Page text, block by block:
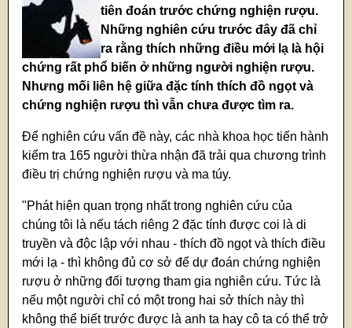
tiên đoán trước chứng nghiện rượu.
Những nghiên cứu trước đây đã chỉ
ra rằng thích những điều mới lạ là hội
chứng rất phổ biến ở những người nghiện rượu.
Nhưng mối liên hệ giữa đặc tính thích đồ ngọt và
chứng nghiện rượu thì vẫn chưa được tìm ra.
Để nghiên cứu vấn đề này, các nhà khoa học tiến hành
kiểm tra 165 người thừa nhận đã trải qua chương trình
điều trị chứng nghiện rượu và ma túy.
"Phát hiện quan trọng nhất trong nghiên cứu của
chúng tôi là nếu tách riêng 2 đặc tính được coi là di
truyền và độc lập với nhau - thích đồ ngọt và thích điều
mới lạ - thì không đủ cơ sở để dự đoán chứng nghiện
rượu ở những đối tượng tham gia nghiên cứu. Tức là
nếu một người chỉ có một trong hai sở thích này thì
không thể biết trước được là anh ta hay cô ta có thể trở